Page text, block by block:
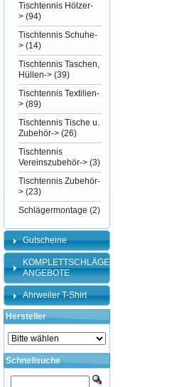
Tischtennis Hölzer-
> (94)
Tischtennis Schuhe-
> (14)
Tischtennis Taschen,
Hüllen-> (39)
Tischtennis Textilien-
> (89)
Tischtennis Tische u.
Zubehör-> (26)
Tischtennis
Vereinszubehör-> (3)
Tischtennis Zubehör-
> (23)
Schlägermontage (2)
Gutscheine
KOMPLETTSCHLÄGER-
ANGEBOTE
Ahrweiler T-Shirt
Hersteller
Schnellsuche